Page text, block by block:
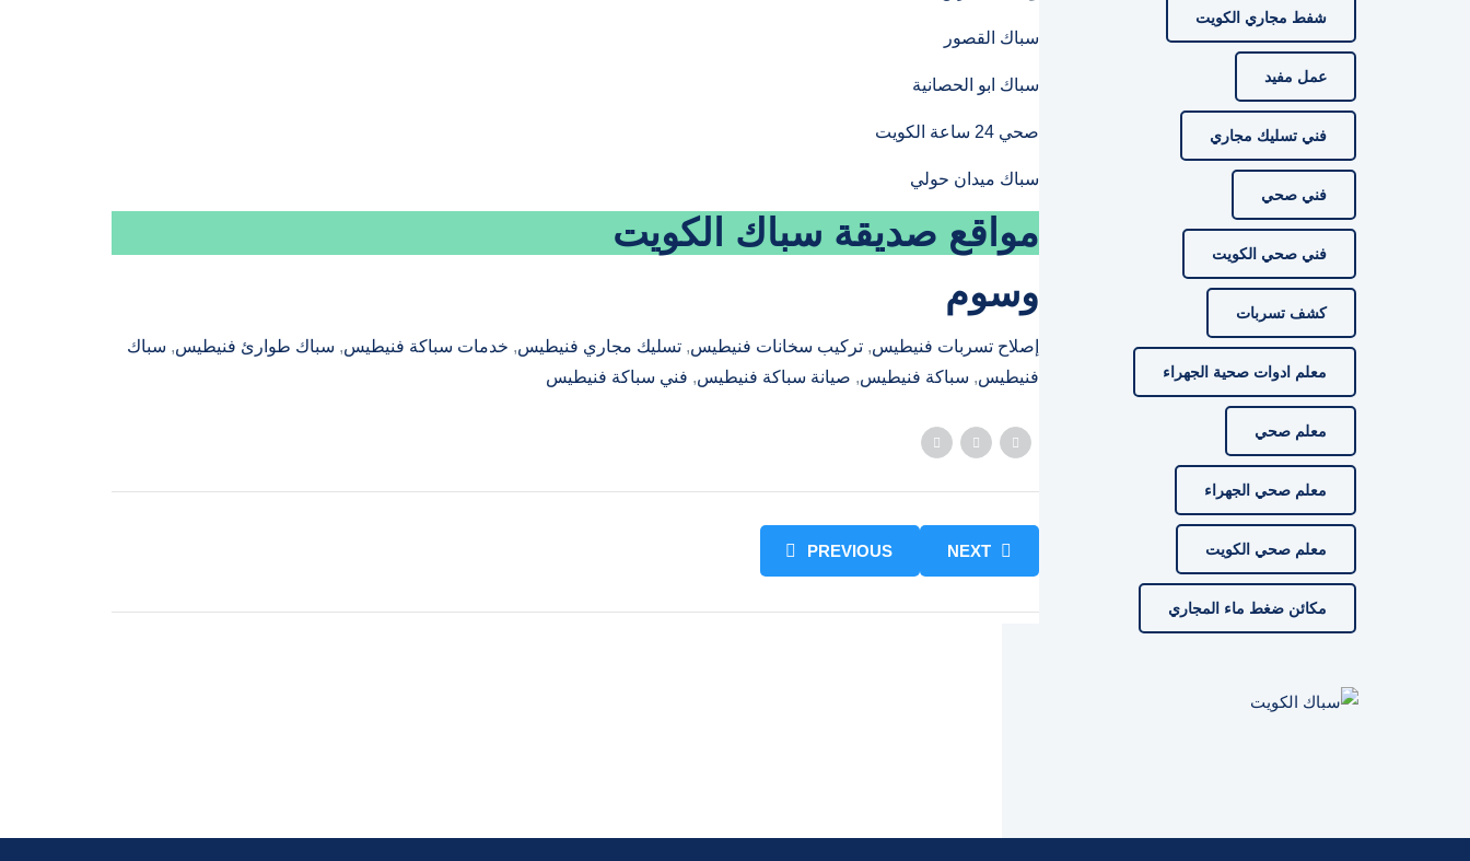
سباك القصور
سباك ابو الحصانية
صحي 24 ساعة الكويت
سباك ميدان حولي
مواقع صديقة سباك الكويت
وسوم
إصلاح تسربات فنيطيس, تركيب سخانات فنيطيس, تسليك مجاري فنيطيس, خدمات سباكة فنيطيس, سباك طوارئ فنيطيس, سباك
فنيطيس, سباكة فنيطيس, صيانة سباكة فنيطيس, فني سباكة فنيطيس
PREVIOUS NEXT
شفط مجاري الكويت
عمل مفيد
فني تسليك مجاري
فني صحي
فني صحي الكويت
كشف تسربات
معلم ادوات صحية الجهراء
معلم صحي
معلم صحي الجهراء
معلم صحي الكويت
مكائن ضغط ماء المجاري